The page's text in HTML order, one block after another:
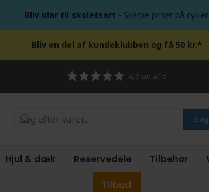
Bliv klar til skoletsart - Skarpe priser på cykler
Bliv en del af kundeklubben og få 50 kr.*
4,6 ud af 5
Søg
Hjul & dæk Reservedele Tilbehør
Tilbud